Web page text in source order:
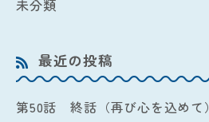
未分類
最近の投稿
第50話 終話（再び心を込めて）